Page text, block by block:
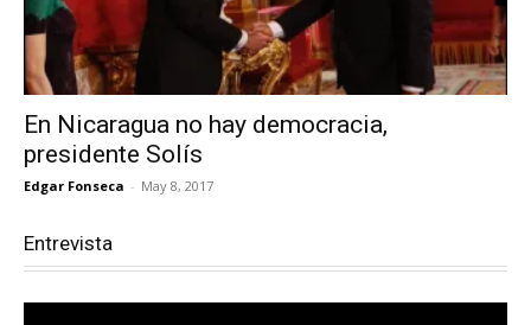
En Nicaragua no hay democracia,
presidente Solís
Edgar Fonseca - May 8, 2017
Entrevista